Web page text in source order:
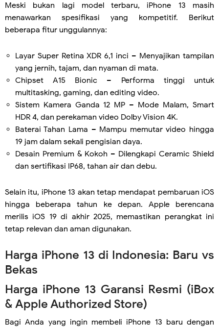
Meski bukan lagi model terbaru, iPhone 13 masih
menawarkan spesifikasi yang kompetitif. Berikut
beberapa fitur unggulannya:
Layar Super Retina XDR 6,1 inci – Menyajikan tampilan
yang jernih, tajam, dan nyaman di mata.
Chipset A15 Bionic – Performa tinggi untuk
multitasking, gaming, dan editing video.
Sistem Kamera Ganda 12 MP – Mode Malam, Smart
HDR 4, dan perekaman video Dolby Vision 4K.
Baterai Tahan Lama – Mampu memutar video hingga
19 jam dalam sekali pengisian daya.
Desain Premium & Kokoh – Dilengkapi Ceramic Shield
dan sertifikasi IP68, tahan air dan debu.
Selain itu, iPhone 13 akan tetap mendapat pembaruan iOS
hingga beberapa tahun ke depan. Apple berencana
merilis iOS 19 di akhir 2025, memastikan perangkat ini
tetap relevan dan aman digunakan.
Harga iPhone 13 di Indonesia: Baru vs
Bekas
Harga iPhone 13 Garansi Resmi (iBox
& Apple Authorized Store)
Bagi Anda yang ingin membeli iPhone 13 baru dengan